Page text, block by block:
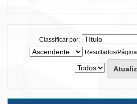
Classificar por:
Resultados/Página